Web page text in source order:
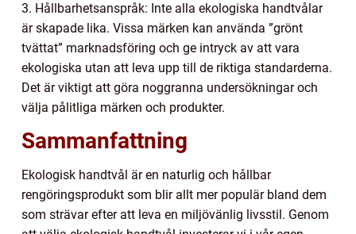
3. Hållbarhetsanspråk: Inte alla ekologiska handtvålar
är skapade lika. Vissa märken kan använda ”grönt
tvättat” marknadsföring och ge intryck av att vara
ekologiska utan att leva upp till de riktiga standarderna.
Det är viktigt att göra noggranna undersökningar och
välja pålitliga märken och produkter.
Sammanfattning
Ekologisk handtvål är en naturlig och hållbar
rengöringsprodukt som blir allt mer populär bland dem
som strävar efter att leva en miljövänlig livsstil. Genom